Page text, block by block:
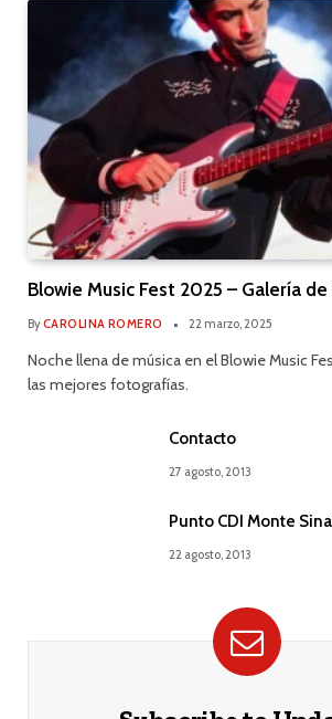
Blowie Music Fest 2025 – Galería de
ByCAROLINA ROMERO 22 marzo, 2025
Noche llena de música en el Blowie Music
las mejores fotografías.
Contacto
27 agosto, 2013
Punto CDI Monte
22 agosto, 2013